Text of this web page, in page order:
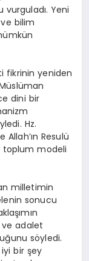
Yeni
bilim
fikrinin yeniden
dini bir
Hz.
Resulü
toplum modeli
milletimin
sonucu
ve adalet
söyledi.
iyi bir şey